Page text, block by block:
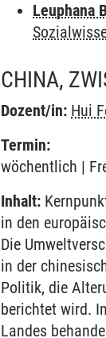
Leuphana
CHINA,
Dozent/in: Hui
Termin:
wöchentlich |
Inhalt:
in den
Die
in der
Politik, die
berichtet wird.
Landes